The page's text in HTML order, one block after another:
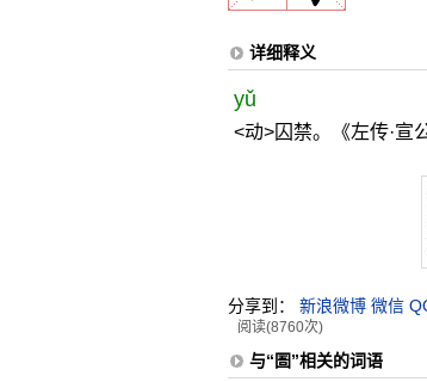
详细释义
yǔ
<动>囚禁。《左传·宣
分享到： 新浪微博 微信
阅读(8760次)
与“圄”相关的词语